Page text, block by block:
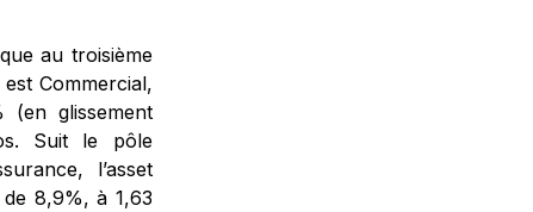
au troisième
Commercial,
(en glissement
Suit le pôle
l’asset
8,9%, à 1,63